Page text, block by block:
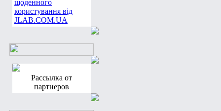
щоденного
користування від
JLAB.COM.UA
Рассылка от
партнеров